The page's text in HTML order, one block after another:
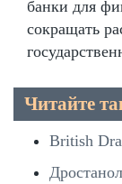
банки для
сокращать
Читайте
British